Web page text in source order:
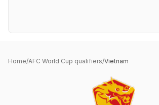
Home/AFC World Cup qualifiers/Vietnam